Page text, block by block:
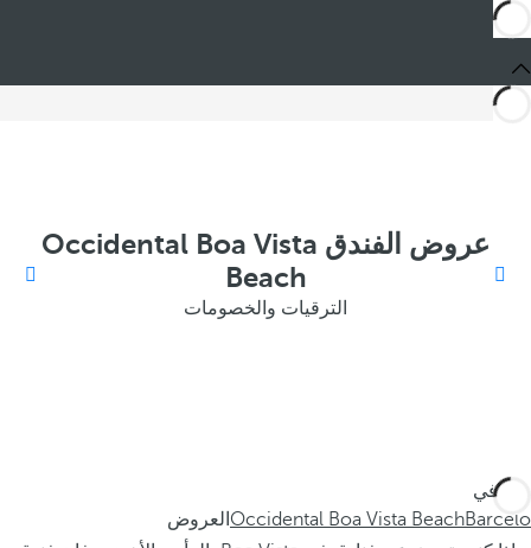
عروض الفندق Occidental Boa Vista
Beach
الترقيات والخصومات
أنت في
Barceló
Occidental Boa Vista Beach العروض